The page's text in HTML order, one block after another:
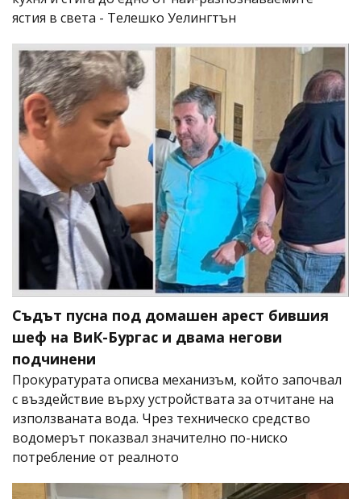
ястия в света - Телешко Уелингтън
Съдът пусна под домашен арест бившия
шеф на ВиК-Бургас и двама негови
подчинени
Прокуратурата описва механизъм, който започвал
с въздействие върху устройствата за отчитане на
използваната вода. Чрез техническо средство
водомерът показвал значително по-ниско
потребление от реалното